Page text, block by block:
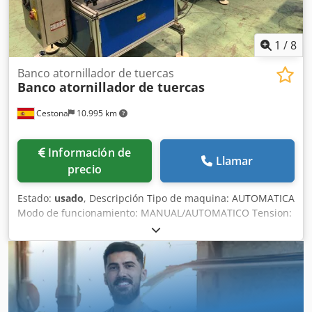
1 /8
Cestona 10.995 km
Banco atornillador de tuercas
Banco atornillador de tuercas
Información de
precio
Llamar
Estado: usado, Descripción Tipo de maquina: AUTOMATICA
Modo de funcionamiento: MANUAL/AUTOMATICO Tension:
400 VOLT Frecuencia : 50 Hz Potencia absorbida : 2 Kw
Dimensiones tuerca minimo : 1/2” Dimensiones tuercas
maximo: 1“ Roscado minimo: 67-60 mm Roscado maximo:
208 mm Presión de alimentación : 6-8 bar Cilindros: SMC
Motores trifásicos : Minimotor PLC: SIEMEMNS S7 Tiempo
ciclo: 280 mm 8.5 Seg. Tiempo cambio producción (1